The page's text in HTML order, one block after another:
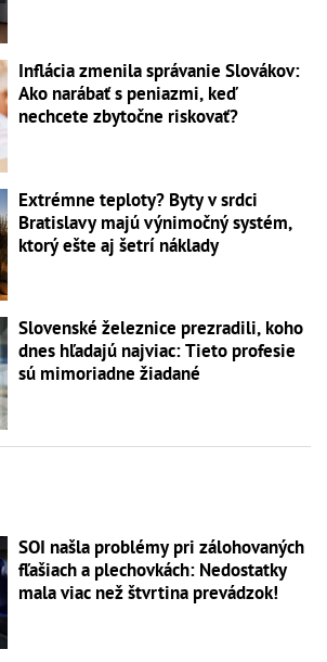
Inflácia zmenila správanie Slovákov:
Ako narábať s peniazmi, keď
nechcete zbytočne riskovať?
Extrémne teploty? Byty v srdci
Bratislavy majú výnimočný systém,
ktorý ešte aj šetrí náklady
Slovenské železnice prezradili, koho
dnes hľadajú najviac: Tieto profesie
sú mimoriadne žiadané
SOI našla problémy pri zálohovaných
fľašiach a plechovkách: Nedostatky
mala viac než štvrtina prevádzok!